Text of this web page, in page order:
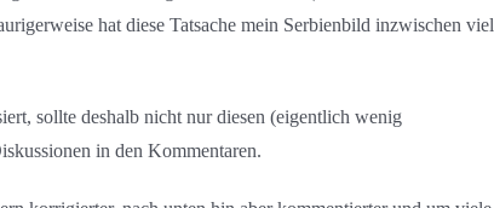
hat diese Tatsache mein Serbienbild inzwischen viel
sollte deshalb nicht nur diesen (eigentlich wenig
in den Kommentaren.